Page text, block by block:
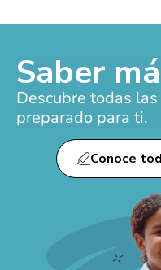
Saber
Descubre todas
preparado para ti.
Conoce